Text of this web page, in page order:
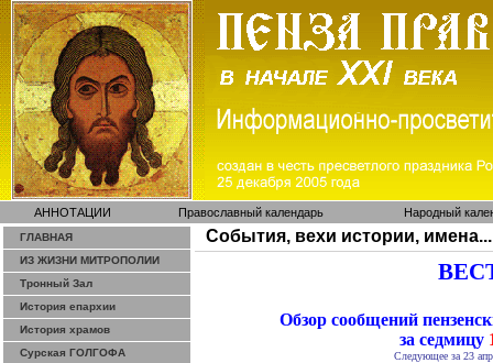
АННОТАЦИИ Православный календарь Народный
ГЛАВНАЯ
ИЗ ЖИЗНИ МИТРОПОЛИИ
Тронный Зал
История епархии
История храмов
Сурская ГОЛГОФА
События, вехи истории, имена...
Обзор сообщений
за седмицу
Следующее за 23